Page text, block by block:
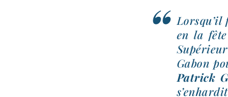
Lorsqu’il
en la
Gabon
Patrick